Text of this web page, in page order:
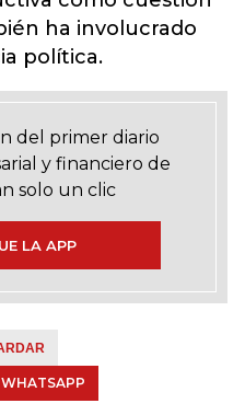
ha involucrado
política.
del primer diario
y financiero de
solo un clic
LA APP